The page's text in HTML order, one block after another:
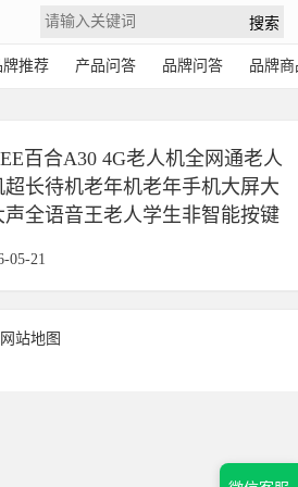
牌推荐 产品问答 品牌问答 品牌商
百合A30 4G老人机全网通老人
超长待机老年机老年手机大屏大
声全语音王老人学生非智能按键
05-21
网站地图